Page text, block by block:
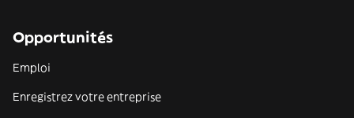
Opportunités
Emploi
Enregistrez votre entreprise